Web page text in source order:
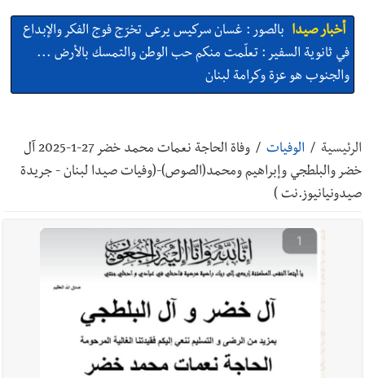
أخبار صيدا بالصور : غسان سركيس يرعى تخرّج فوج الفكر والإبداع
في ثانوية السفير : تعلّمت منكم حب الوطن والتمسك بالأرض ...
والجنوب هو عزة وكرامة لبنان
أخبار صيدا
بلدية صيدا : حجز مركبتي توكتوك وتغريم صاحبهما
We are hiring in Saida - Apply now before 14
august ...مطلوب موظفة للعمل في الأكاديمية الدولية لبناء
القدرات -صيدا
بلدية صيدا ومؤسسة الحريري تعقدان الاجتماع
التشاوري الأول للمرصد الحضري
الرئيسية / الوفيات /
وفاة الحاجة نعمات محمد خضر 27-1-2025 آل
خضر والبلطجي وإبراهيم ومحمد(الصوص)-(وفيات صيدا لبنان - جريدة
صيدونيانيوز.نت )